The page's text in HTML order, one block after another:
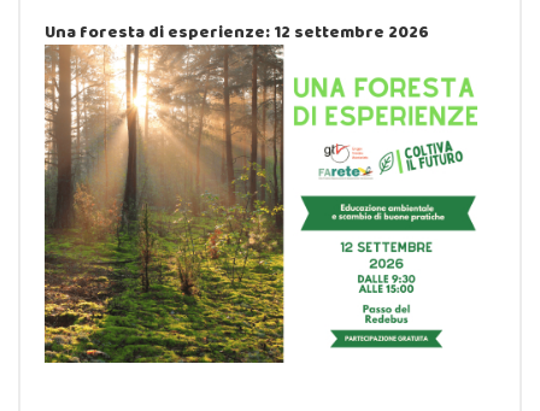
Una foresta di esperienze: 12 settembre 2026